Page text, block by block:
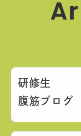
Ar
研修生
腹筋ブログ